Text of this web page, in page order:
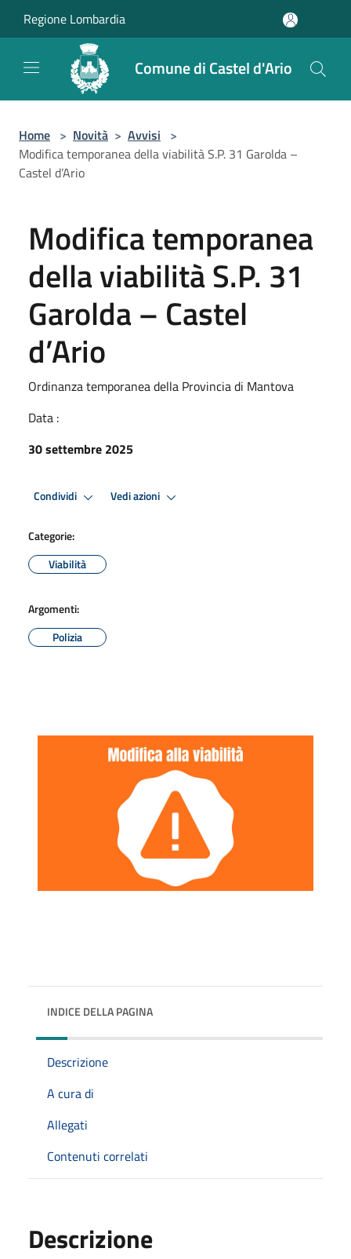
Regione Lombardia
Comune di Castel d'Ario
Home > Novità > Avvisi >
Modifica temporanea della viabilità S.P. 31 Garolda –
Castel d’Ario
Modifica temporanea
della viabilità S.P. 31
Garolda – Castel
d’Ario
Ordinanza temporanea della Provincia di Mantova
Data :
30 settembre 2025
Condividi Vedi azioni
Categorie:
Viabilità
Argomenti:
Polizia
INDICE DELLA PAGINA
Descrizione
A cura di
Allegati
Contenuti correlati
Descrizione